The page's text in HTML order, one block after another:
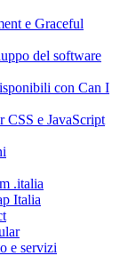
e Graceful
del software
con Can I
CSS e JavaScript
.italia
Italia
e servizi